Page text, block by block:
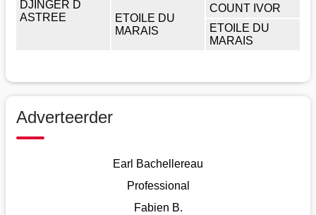
DJINGER D
ASTREE
ETOILE DU
MARAIS
COUNT IVOR
ETOILE DU
MARAIS
Adverteerder
Earl Bachellereau
Professional
Fabien B.